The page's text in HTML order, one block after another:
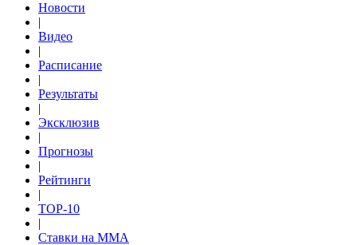
Новости
|
Видео
|
Расписание
|
Результаты
|
Эксклюзив
|
Прогнозы
|
Рейтинги
|
TOP-10
|
Ставки на ММА